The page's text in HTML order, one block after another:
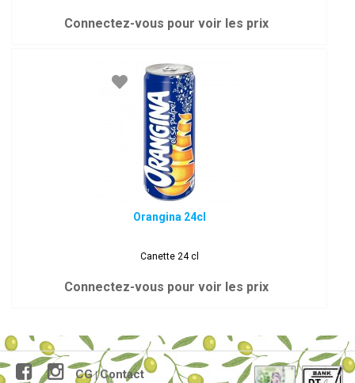
Connectez-vous pour voir les prix
Orangina 24cl
Canette 24 cl
Connectez-vous pour voir les prix
CG|Contact